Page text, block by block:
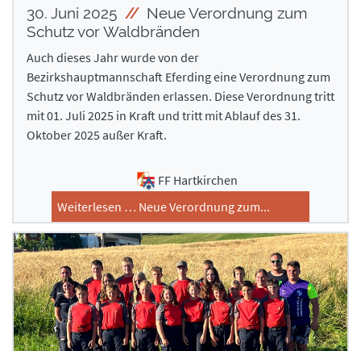
30. Juni 2025
Neue Verordnung zum
Schutz vor Waldbränden
Auch dieses Jahr wurde von der
Bezirkshauptmannschaft Eferding eine Verordnung zum
Schutz vor Waldbränden erlassen. Diese Verordnung tritt
mit 01. Juli 2025 in Kraft und tritt mit Ablauf des 31.
Oktober 2025 außer Kraft.
FF Hartkirchen
Weiterlesen … Neue Verordnung zum...